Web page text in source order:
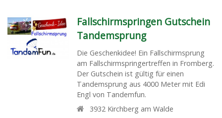
Fallschirmspringen Gutschein
Tandemsprung
Die Geschenkidee! Ein Fallschirmsprung
am Fallschirmspringertreffen in Fromberg.
Der Gutschein ist gültig für einen
Tandemsprung aus 4000 Meter mit Edi
Engl von Tandemfun.
3932 Kirchberg am Walde